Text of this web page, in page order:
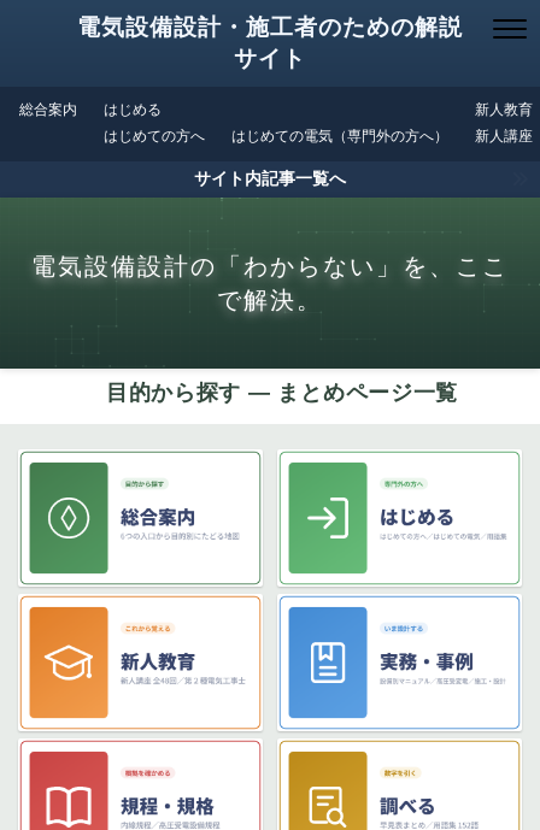
電気設備設計・施工者のための解説
サイト
総合案内
はじめる
はじめての方へ
はじめての電気（専門外の方へ）
新人教育
新人講座
サイト内記事一覧へ
電気設備設計の「わからない」を、ここ
で解決。